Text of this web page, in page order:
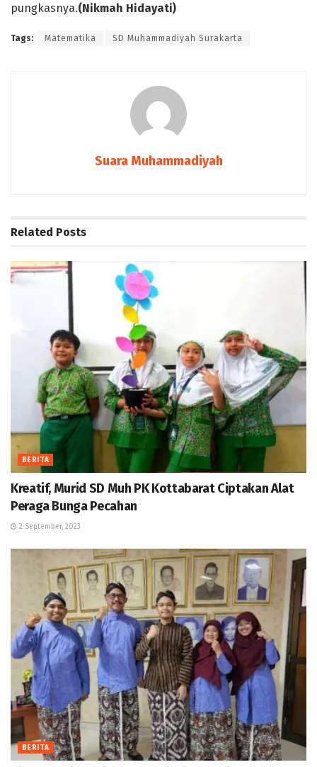
pungkasnya.(Nikmah Hidayati)
Tags: Matematika SD Muhammadiyah Surakarta
Suara Muhammadiyah
Related Posts
BERITA
Kreatif, Murid SD Muh PK Kottabarat Ciptakan Alat
Peraga Bunga Pecahan
2 September, 2023
BERITA